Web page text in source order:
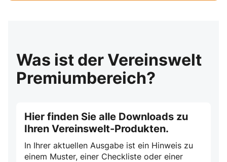
Was ist der Vereinswelt
Premiumbereich?
Hier finden Sie alle Downloads zu
Ihren Vereinswelt-Produkten.
In Ihrer aktuellen Ausgabe ist ein Hinweis zu
einem Muster, einer Checkliste oder einer